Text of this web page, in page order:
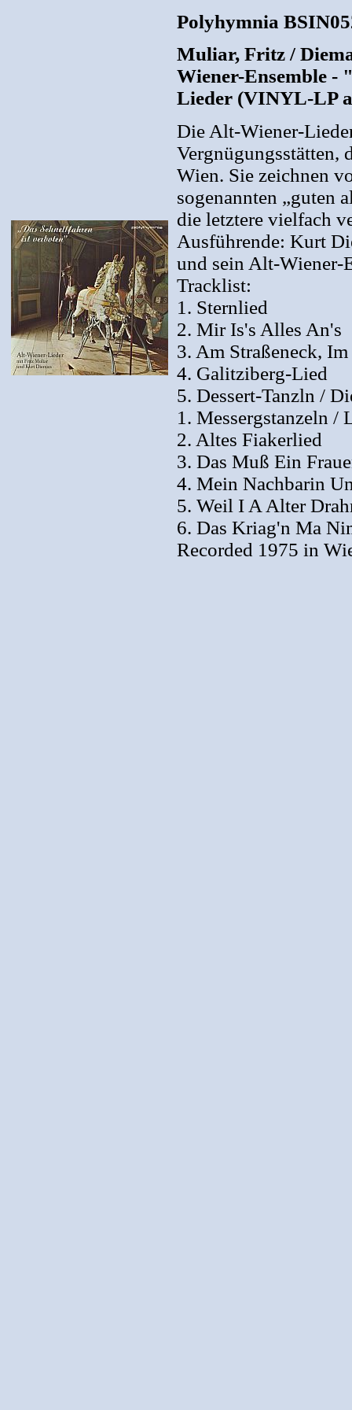
Polyhymnia
Muliar, Fritz /
Wiener-Ensemble -
Lieder (VINYL-LP
Die Alt-Wiener-
Vergnügungsstätten,
Wien. Sie zeichnen
sogenannten „guten
die letztere vielfach
Ausführende: Kurt
und sein Alt-Wiener-
Tracklist:
1. Sternlied
2. Mir Is's Alles An's
3. Am Straßeneck,
4. Galitziberg-Lied
5. Dessert-Tanzln /
1. Messergstanzeln /
2. Altes Fiakerlied
3. Das Muß Ein
4. Mein Nachbarin
5. Weil I A Alter
6. Das Kriag'n Ma
Recorded 1975 in